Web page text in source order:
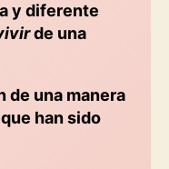
y diferente
de una
de una manera
han sido